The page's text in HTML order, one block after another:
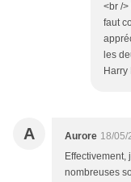
<br />
faut
les
Harry
A Aurore 18/05/
Effectivement,
nombreuses